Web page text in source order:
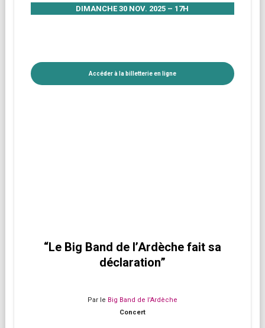
DIMANCHE 30 NOV. 2025 – 17H
Accéder à la billetterie en ligne
“Le Big Band de l’Ardèche fait sa
déclaration”
Par le Big Band de l’Ardèche
Concert